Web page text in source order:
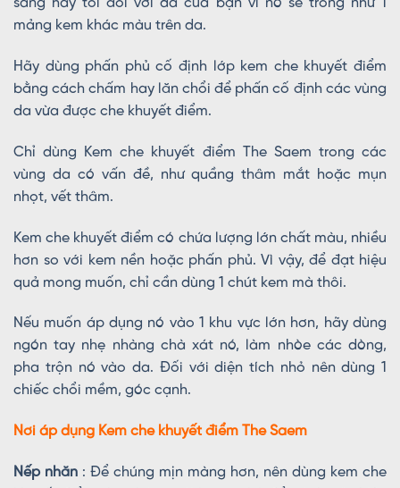
sáng hay tối đối với da của bạn vì nó sẽ trông như 1
mảng kem khác màu trên da.
Hãy dùng phấn phủ cố định lớp kem che khuyết điểm
bằng cách chấm hay lăn chổi để phấn cố định các vùng
da vừa được che khuyết điểm.
Chỉ dùng Kem che khuyết điểm The Saem trong các
vùng da có vấn đề, như quầng thâm mắt hoặc mụn
nhọt, vết thâm.
Kem che khuyết điểm có chứa lượng lớn chất màu, nhiều
hơn so với kem nền hoặc phấn phủ. Vì vậy, để đạt hiệu
quả mong muốn, chỉ cần dùng 1 chút kem mà thôi.
Nếu muốn áp dụng nó vào 1 khu vực lớn hơn, hãy dùng
ngón tay nhẹ nhàng chà xát nó, làm nhòe các dòng,
pha trộn nó vào da. Đối với diện tích nhỏ nên dùng 1
chiếc chổi mềm, góc cạnh.
Nơi áp dụng Kem che khuyết điểm The Saem
Nếp nhăn : Để chúng mịn màng hơn, nên dùng kem che